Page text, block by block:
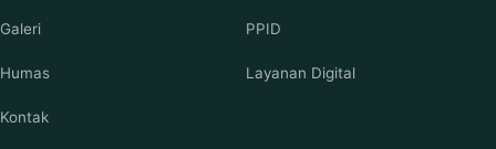
Galeri PPID
Humas Layanan Digital
Kontak